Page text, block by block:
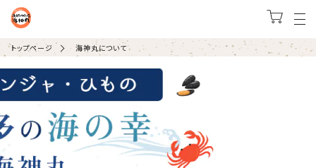
トップページ 海神丸について